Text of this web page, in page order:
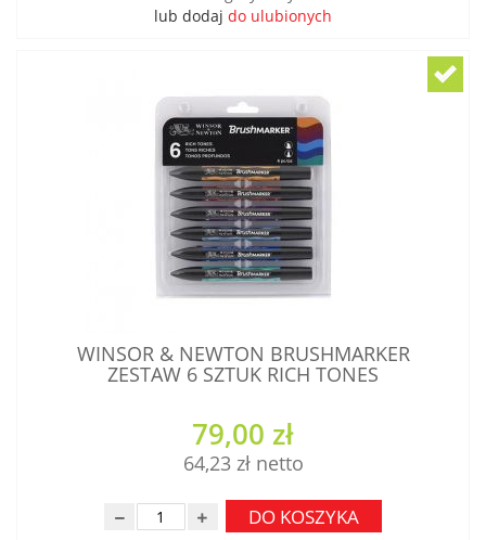
lub dodaj do ulubionych
WINSOR & NEWTON BRUSHMARKER
ZESTAW 6 SZTUK RICH TONES
79,00 zł
64,23 zł
DO KOSZYKA